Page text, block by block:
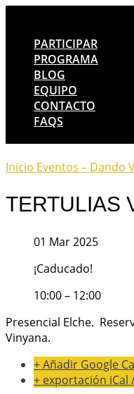
PARTICIPAR
PROGRAMA
BLOG
EQUIPO
CONTACTO
FAQS
Inicio Eventos – Dando
TERTULIAS
01 Mar 2025
¡Caducado!
10:00 – 12:00
Presencial Elche.
Vinyana.
+ Añadir Google
+ exportación iCal